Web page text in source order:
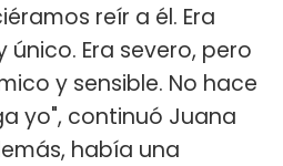
reír a él. Era
único. Era severo, pero
y sensible. No hace
yo", continuó Juana
había una